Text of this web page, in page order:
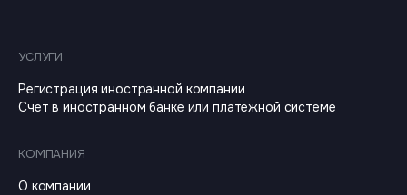
УСЛУГИ
Регистрация иностранной компании
Счет в иностранном банке или платежной системе
КОМПАНИЯ
О компании